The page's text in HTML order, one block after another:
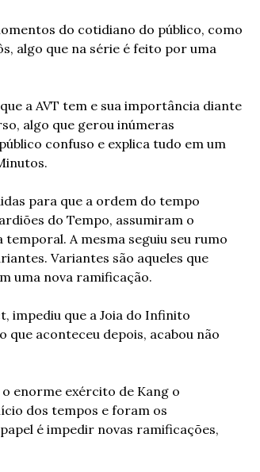
do cotidiano do público, como
algo que na série é feito por uma
a AVT tem e sua importância diante
algo que gerou inúmeras
confuso e explica tudo em um
para que a ordem do tempo
do Tempo, assumiram o
A mesma seguiu seu rumo
Variantes são aqueles que
uma nova ramificação.
impediu que a Joia do Infinito
que aconteceu depois, acabou não
enorme exército de Kang o
dos tempos e foram os
é impedir novas ramificações,